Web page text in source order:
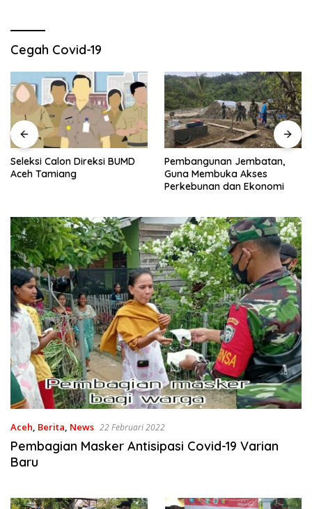
Cegah Covid-19
Seleksi Calon Direksi BUMD
Aceh Tamiang
Pembangunan Jembatan,
Guna Membuka Akses
Perkebunan dan Ekonomi
Aceh, Berita, News 22 Februari 2022
Pembagian Masker Antisipasi Covid-19 Varian
Baru